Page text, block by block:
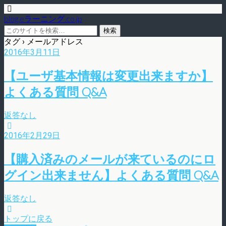
blog.eラーニング.co.jp
タグ › メールアドレス
2016年3月11日
【ユーザ基本情報は変更出来ますか】
よくある質問 Q&A
返答なし
2016年2月29日
【購入済みのメールが来ているのにロ
グイン出来ません】よくある質問 Q&A
返答なし
トップに戻る